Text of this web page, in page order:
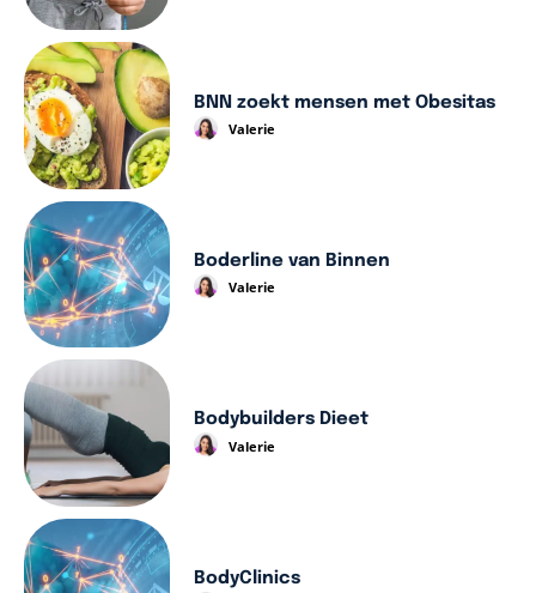
BNN zoekt mensen met Obesitas
Valerie
Boderline van Binnen
Valerie
Bodybuilders Dieet
Valerie
BodyClinics